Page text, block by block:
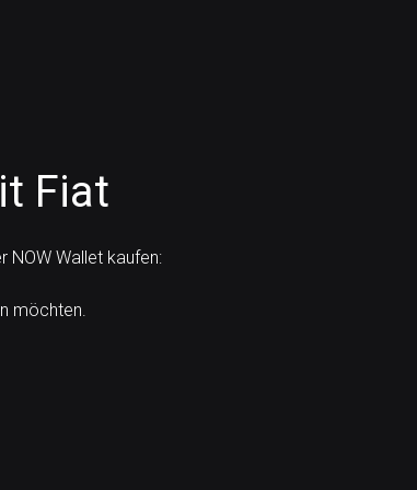
Fiat
NOW Wallet kaufen:
möchten.